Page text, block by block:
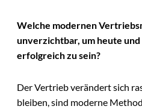
Welche modernen
unverzichtbar, um heute
erfolgreich zu sein?
Der Vertrieb verändert sich
bleiben, sind moderne